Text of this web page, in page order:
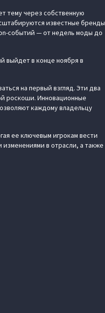
тему через собственную
известные бренды
событий — от недель моды до
выйдет в конце ноября в
на первый взгляд. Эти два
роскоши. Инновационные
каждому владельцу
ее ключевым игрокам вести
изменениями в отрасли, а также